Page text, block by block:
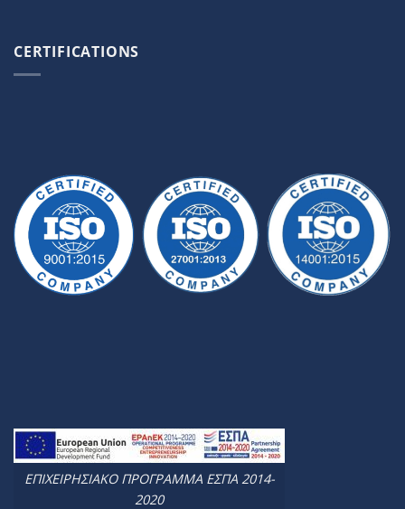
CERTIFICATIONS
ΕΠΙΧΕΙΡΗΣΙΑΚΟ ΠΡΟΓΡΑΜΜΑ ΕΣΠΑ 2014-
2020